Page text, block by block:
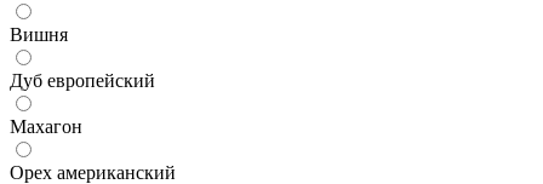
Вишня
Дуб европейский
Махагон
Орех американский